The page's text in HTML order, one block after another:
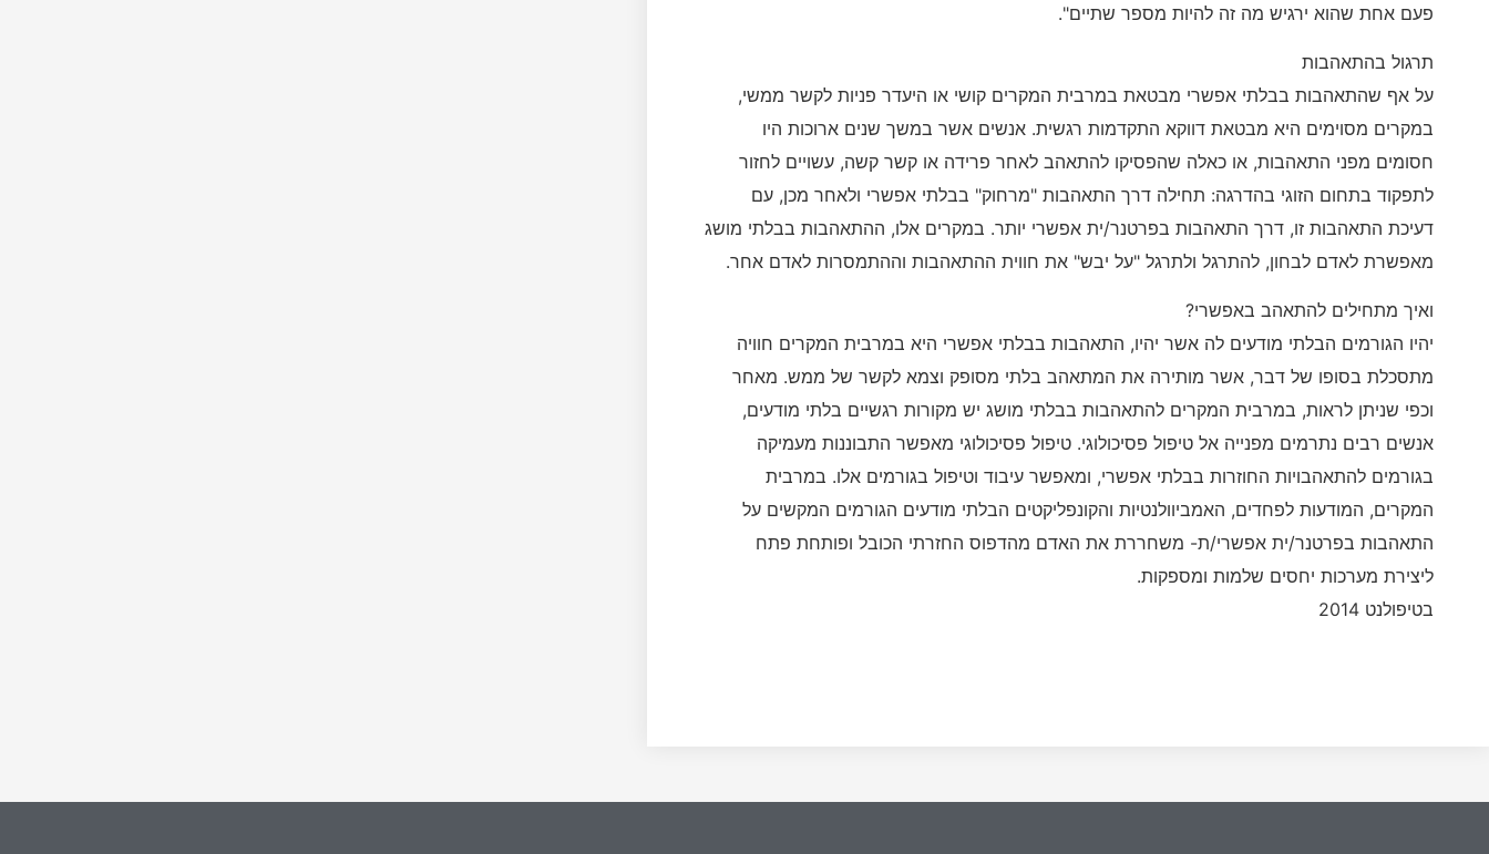
פעם אחת שהוא ירגיש מה זה להיות מספר שתיים".
תרגול בהתאהבות
על אף שהתאהבות בבלתי אפשרי מבטאת במרבית המקרים קושי או היעדר פניות לקשר ממשי,
במקרים מסוימים היא מבטאת דווקא התקדמות רגשית. אנשים אשר במשך שנים ארוכות היו
חסומים מפני התאהבות, או כאלה שהפסיקו להתאהב לאחר פרידה או קשר קשה, עשויים לחזור
לתפקוד בתחום הזוגי בהדרגה: תחילה דרך התאהבות "מרחוק" בבלתי אפשרי ולאחר מכן, עם
דעיכת התאהבות זו, דרך התאהבות בפרטנר/ית אפשרי יותר. במקרים אלו, ההתאהבות בבלתי מושג
מאפשרת לאדם לבחון, להתרגל ולתרגל "על יבש" את חווית ההתאהבות וההתמסרות לאדם אחר.
ואיך מתחילים להתאהב באפשרי?
יהיו הגורמים הבלתי מודעים לה אשר יהיו, התאהבות בבלתי אפשרי היא במרבית המקרים חוויה
מתסכלת בסופו של דבר, אשר מותירה את המתאהב בלתי מסופק וצמא לקשר של ממש. מאחר
וכפי שניתן לראות, במרבית המקרים להתאהבות בבלתי מושג יש מקורות רגשיים בלתי מודעים,
אנשים רבים נתרמים מפנייה אל טיפול פסיכולוגי. טיפול פסיכולוגי מאפשר התבוננות מעמיקה
בגורמים להתאהבויות החוזרות בבלתי אפשרי, ומאפשר עיבוד וטיפול בגורמים אלו. במרבית
המקרים, המודעות לפחדים, האמביוולנטיות והקונפליקטים הבלתי מודעים הגורמים המקשים על
התאהבות בפרטנר/ית אפשרי/ת- משחררת את האדם מהדפוס החזרתי הכובל ופותחת פתח
ליצירת מערכות יחסים שלמות ומספקות.
בטיפולנט 2014